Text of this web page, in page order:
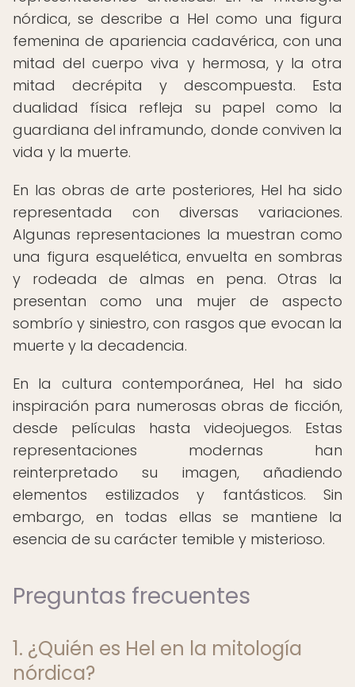
nórdica, se describe a Hel como una figura
femenina de apariencia cadavérica, con una
mitad del cuerpo viva y hermosa, y la otra
mitad decrépita y descompuesta. Esta
dualidad física refleja su papel como la
guardiana del inframundo, donde conviven la
vida y la muerte.
En las obras de arte posteriores, Hel ha sido
representada con diversas variaciones.
Algunas representaciones la muestran como
una figura esquelética, envuelta en sombras
y rodeada de almas en pena. Otras la
presentan como una mujer de aspecto
sombrío y siniestro, con rasgos que evocan la
muerte y la decadencia.
En la cultura contemporánea, Hel ha sido
inspiración para numerosas obras de ficción,
desde películas hasta videojuegos. Estas
representaciones modernas han
reinterpretado su imagen, añadiendo
elementos estilizados y fantásticos. Sin
embargo, en todas ellas se mantiene la
esencia de su carácter temible y misterioso.
Preguntas frecuentes
1. ¿Quién es Hel en la mitología
nórdica?